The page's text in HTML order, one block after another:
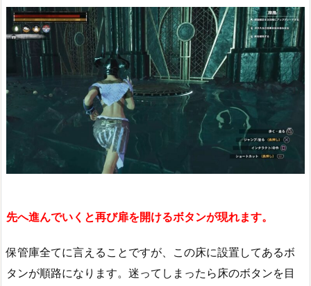
先へ進んでいくと再び扉を開けるボタンが現れます。
保管庫全てに言えることですが、この床に設置してあるボ
タンが順路になります。迷ってしまったら床のボタンを目